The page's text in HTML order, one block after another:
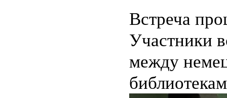
Встреча
Участники
между